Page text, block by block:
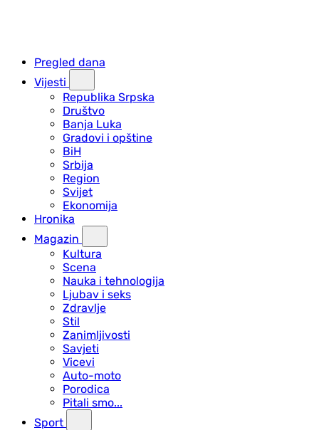
Pregled dana
Vijesti
Republika Srpska
Društvo
Banja Luka
Gradovi i opštine
BiH
Srbija
Region
Svijet
Ekonomija
Hronika
Magazin
Kultura
Scena
Nauka i tehnologija
Ljubav i seks
Zdravlje
Stil
Zanimljivosti
Savjeti
Vicevi
Auto-moto
Porodica
Pitali smo...
Sport